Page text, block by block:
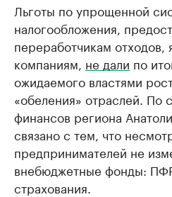
Льготы по упрощенной
налогообложения,
переработчикам отходов,
компаниям, не дали по
ожидаемого властями
«обеления» отраслей. По
финансов региона
связано с тем, что
предпринимателей не
внебюджетные фонды:
страхования.